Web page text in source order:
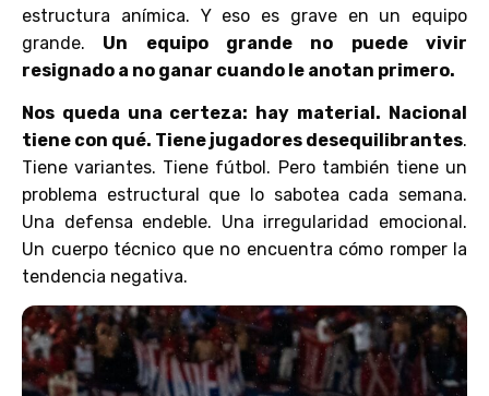
estructura anímica. Y eso es grave en un equipo
grande. Un equipo grande no puede vivir
resignado a no ganar cuando le anotan primero.
Nos queda una certeza: hay material. Nacional
tiene con qué. Tiene jugadores desequilibrantes.
Tiene variantes. Tiene fútbol. Pero también tiene un
problema estructural que lo sabotea cada semana.
Una defensa endeble. Una irregularidad emocional.
Un cuerpo técnico que no encuentra cómo romper la
tendencia negativa.